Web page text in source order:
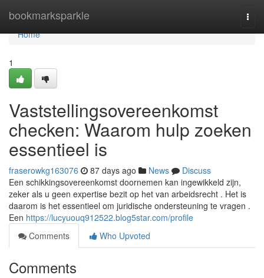
bookmarksparkle
Home
Home
1
Vaststellingsovereenkomst
checken: Waarom hulp zoeken
essentieel is
fraserowkg163076 87 days ago News
Discuss
Een schikkingsovereenkomst doornemen kan ingewikkeld zijn,
zeker als u geen expertise bezit op het van arbeidsrecht . Het is
daarom is het essentieel om juridische ondersteuning te vragen .
Een https://lucyuouq912522.blog5star.com/profile
Comments
Who Upvoted
Comments